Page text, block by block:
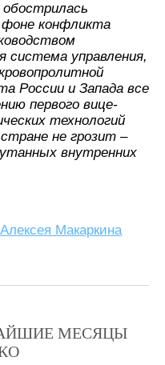
обострилась
фоне конфликта
система управления,
России и Запада все
первого вице-
технологий
не грозит –
внутренних
Макаркина
МЕСЯЦЫ